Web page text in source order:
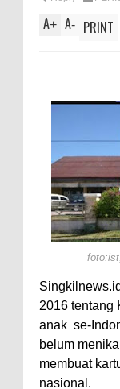
A+ A- PRINT
2016 tentang
anak se-
belum
membuat
nasional.